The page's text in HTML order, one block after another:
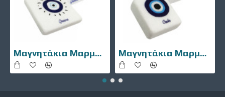
Μαγνητάκια Μαρμάρινα 10106-002 Μαγνητάκια Μαρμάρινα 10106-007